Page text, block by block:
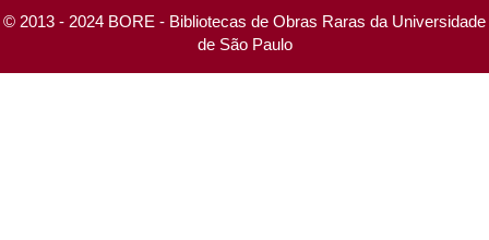
© 2013 - 2024 BORE - Bibliotecas de Obras Raras da Universidade
de São Paulo